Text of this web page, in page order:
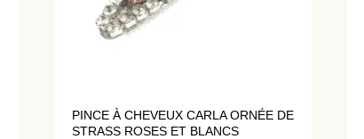
PINCE À CHEVEUX CARLA ORNÉE DE
STRASS ROSES ET BLANCS